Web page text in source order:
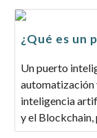
¿Qué es un
Un puerto
automatización
inteligencia
y el